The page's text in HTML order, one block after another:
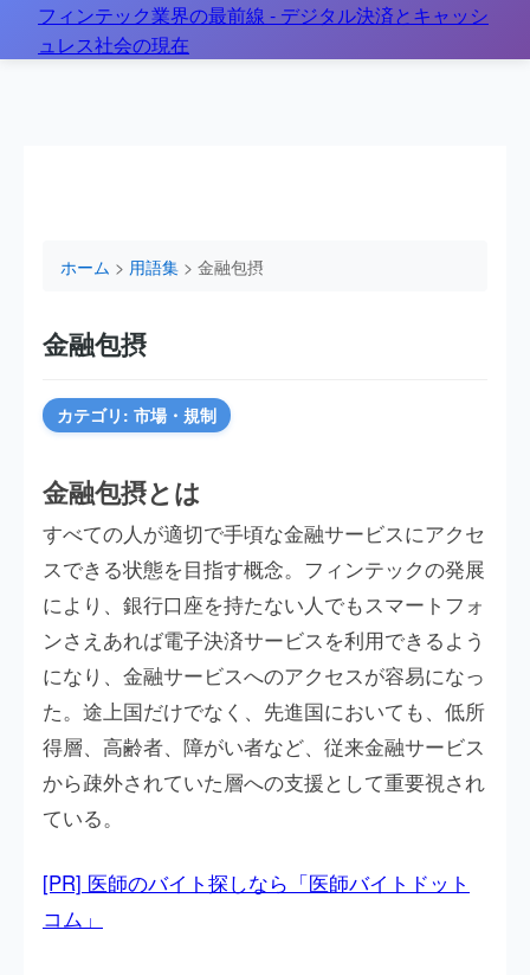
フィンテック業界の最前線 - デジタル決済とキャッシ
ュレス社会の現在
ホーム >用語集> 金融包摂とは？
ホーム > 用語集 > 金融包摂
金融包摂
カテゴリ: 市場・規制
金融包摂とは
すべての人が適切で手頃な金融サービスにアクセ
スできる状態を目指す概念。フィンテックの発展
により、銀行口座を持たない人でもスマートフォ
ンさえあれば電子決済サービスを利用できるよう
になり、金融サービスへのアクセスが容易になっ
た。途上国だけでなく、先進国においても、低所
得層、高齢者、障がい者など、従来金融サービス
から疎外されていた層への支援として重要視され
ている。
[PR] 医師のバイト探しなら「医師バイトドット
コム」